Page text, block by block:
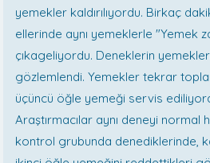
yemekler kaldırılıyordu. Birkaç
ellerinde aynı yemeklerle "Yemek
çıkageliyordu. Deneklerin
gözlemlendi. Yemekler tekrar
üçüncü öğle yemeği servis
Araştırmacılar aynı deneyi normal
kontrol grubunda denediklerinde,